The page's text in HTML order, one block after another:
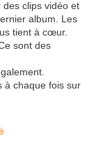
clips vidéo et
album. Les
tient à cœur.
sont des
à chaque fois sur